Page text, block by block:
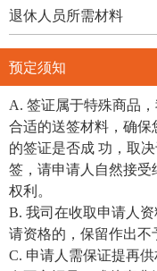
退休人员所需材料
预定须知
A. 签证属于特殊商品
合适的送签材料，确
的签证是否成 功，取
签，请申请人自然接
权利。
B. 我司在收取申请人
请资格的，保留作出不
C. 申请人需保证提再